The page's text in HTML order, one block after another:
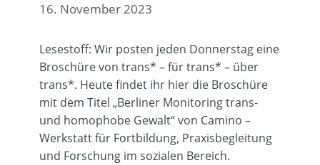
16. November 2023
Lesestoff: Wir posten jeden Donnerstag eine
Broschüre von trans* – für trans* – über
trans*. Heute findet ihr hier die Broschüre
mit dem Titel „Berliner Monitoring trans-
und homophobe Gewalt“ von Camino –
Werkstatt für Fortbildung, Praxisbegleitung
und Forschung im sozialen Bereich.